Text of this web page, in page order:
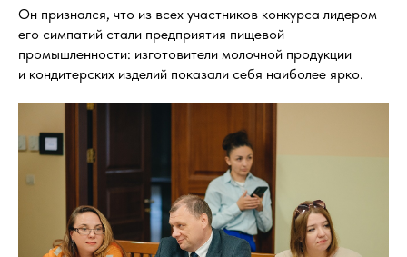
Он признался, что из всех участников конкурса лидером
его симпатий стали предприятия пищевой
промышленности: изготовители молочной продукции
и кондитерских изделий показали себя наиболее ярко.